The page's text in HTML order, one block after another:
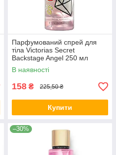
Парфумований спрей для
тіла Victorias Secret
Backstage Angel 250 мл
В наявності
158 ₴ 225,50 ₴
Купити
–30%